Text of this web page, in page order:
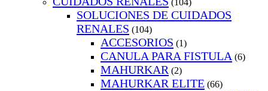
(104)
SOLUCIONES DE CUIDADOS
RENALES (104)
ACCESORIOS (1)
CANULA PARA FISTULA (6)
MAHURKAR (2)
MAHURKAR ELITE (66)